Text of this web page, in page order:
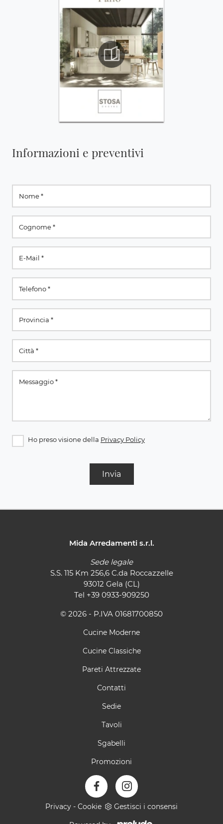
Informazioni e preventivi
Ho preso visione della Privacy Policy
Invia
Mida Arredamenti s.r.l.
Sede legale
S.S. 115 Km 256,6 C.da Roccazzelle
93012 Gela (CL)
Tel +39 0933-909250
© 2026 - P.IVA 01681700850
Cucine Moderne
Cucine Classiche
Pareti Attrezzate
Contatti
Sedie
Tavoli
Sgabelli
Promozioni
Privacy - Cookie Gestisci i consensi